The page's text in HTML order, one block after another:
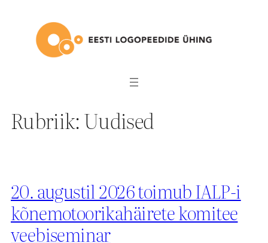
Rubriik:Uudised
20. augustil 2026 toimub IALP-i
kõnemotoorikahäirete komitee
veebiseminar